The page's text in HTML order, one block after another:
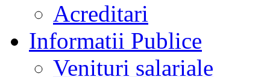
Acreditari
Informatii Publice
Venituri salariale